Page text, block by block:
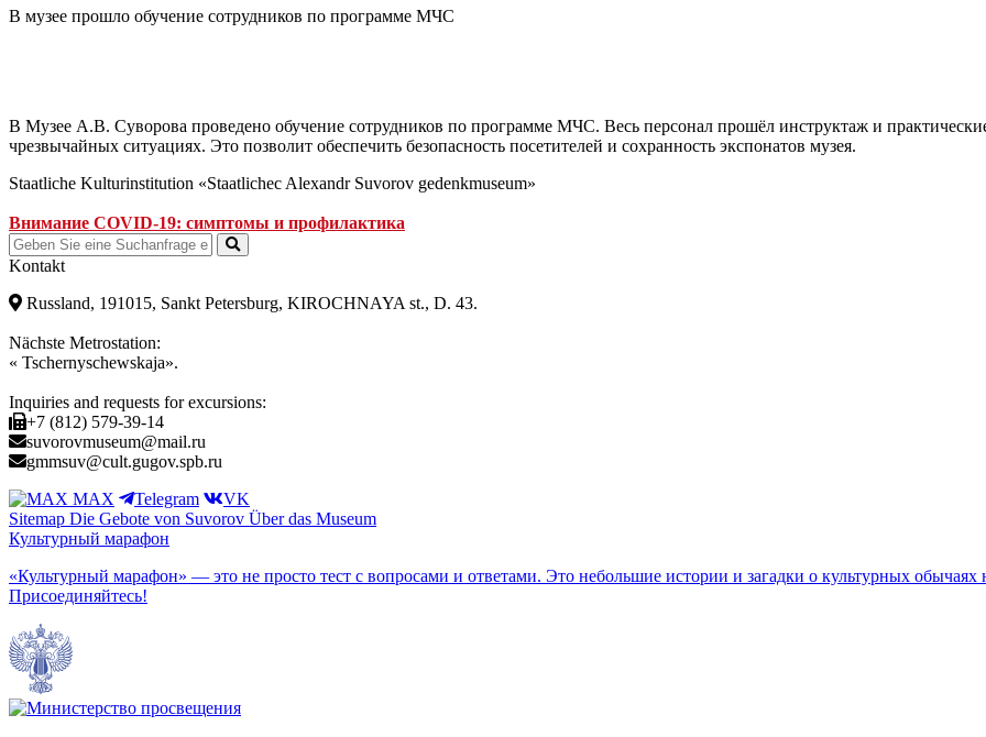
В музее прошло обучение сотрудников по программе МЧС
В Музее А.В. Суворова проведено обучение сотрудников по программе МЧС. Весь персонал прошёл инструктаж и
чрезвычайных ситуациях. Это позволит обеспечить безопасность посетителей и сохранность экспонатов музея.
Staatliche Kulturinstitution «Staatlichec Alexandr Suvorov gedenkmuseum»
Внимание COVID-19: симптомы и профилактика
Kontakt
Russland, 191015, Sankt Petersburg, KIROCHNAYA st., D. 43.
Nächste Metrostation:
« Tschernyschewskaja».
Inquiries and requests for excursions:
+7 (812) 579-39-14
suvorovmuseum@mail.ru
gmmsuv@cult.gugov.spb.ru
MAX
Telegram
VK
Sitemap Die Gebote von Suvorov Über das Museum
Культурный марафон
«Культурный марафон» — это не просто тест с вопросами и ответами. Это небольшие истории и загадки о культурных
Присоединяйтесь!